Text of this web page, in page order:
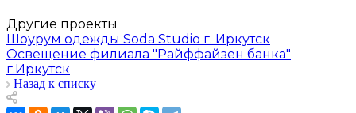
Другие проекты
Шоурум одежды Soda Studio г. Иркутск
Освещение филиала "Райффайзен банка"
г.Иркутск
Назад к списку